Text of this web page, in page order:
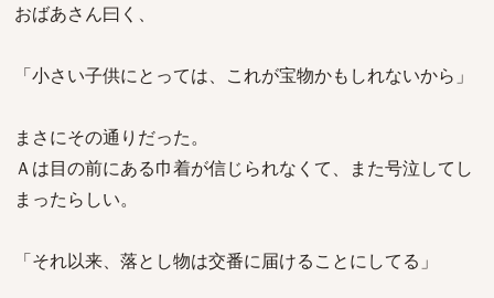
おばあさん曰く、
「小さい子供にとっては、これが宝物かもしれないから」
まさにその通りだった。
Ａは目の前にある巾着が信じられなくて、また号泣してし
まったらしい。
「それ以来、落とし物は交番に届けることにしてる」